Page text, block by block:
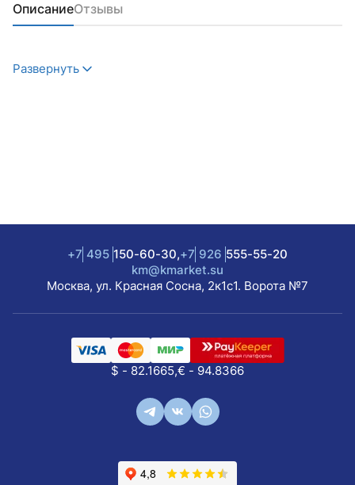
ОписаниеОтзывы
Развернуть
+7 495 150-60-30,+7 926 555-55-20
km@kmarket.su
Москва, ул. Красная Сосна, 2к1с1. Ворота №7
$ - 82.1665,€ - 94.8366